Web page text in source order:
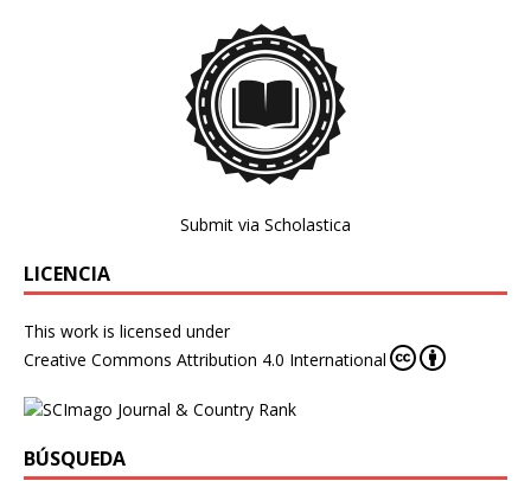
Submit via Scholastica
LICENCIA
This work is licensed under
Creative Commons Attribution 4.0 International
BÚSQUEDA